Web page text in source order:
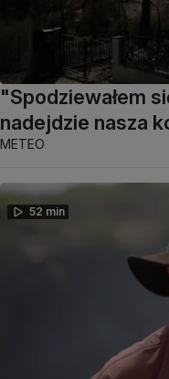
"Spodziewałem
nadejdzie nasza
METEO
52 min